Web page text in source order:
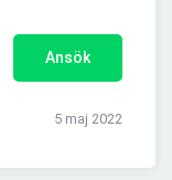
Ansök
5 maj 2022